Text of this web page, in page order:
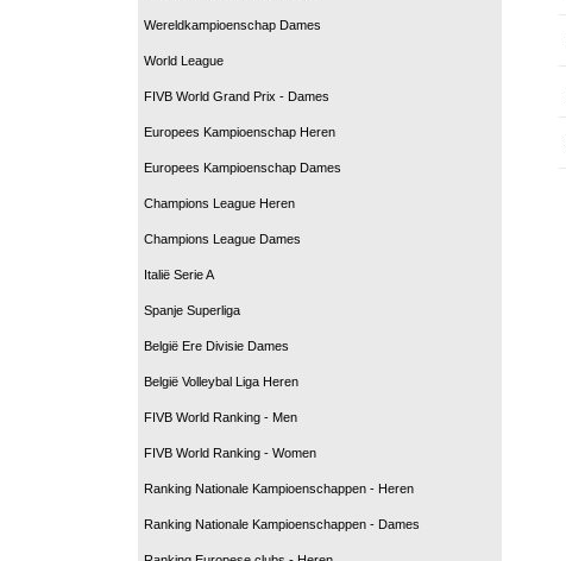
Wereldkampioenschap Dames
World League
FIVB World Grand Prix - Dames
Europees Kampioenschap Heren
Europees Kampioenschap Dames
Champions League Heren
Champions League Dames
Italië Serie A
Spanje Superliga
België Ere Divisie Dames
België Volleybal Liga Heren
FIVB World Ranking - Men
FIVB World Ranking - Women
Ranking Nationale Kampioenschappen - Heren
Ranking Nationale Kampioenschappen - Dames